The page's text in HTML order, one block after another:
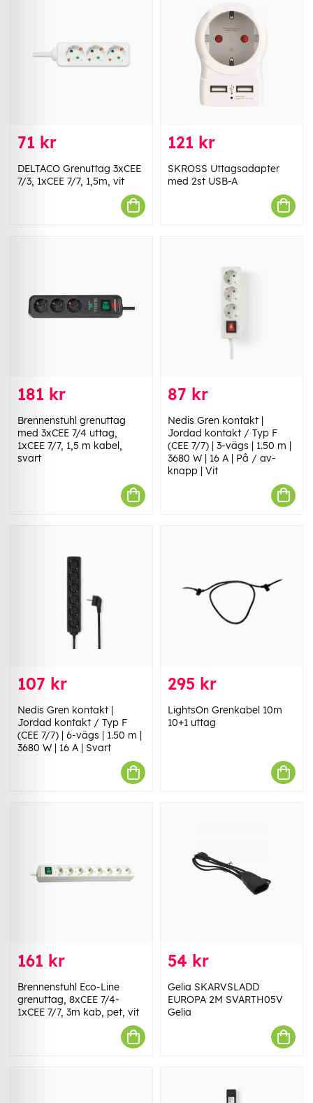
71 kr
DELTACO Grenuttag 3xCEE
7/3, 1xCEE 7/7, 1,5m, vit
121 kr
SKROSS Uttagsadapter
med 2st USB-A
181 kr
Brennenstuhl grenuttag
med 3xCEE 7/4 uttag,
1xCEE 7/7, 1,5 m kabel,
svart
87 kr
Nedis Gren kontakt |
Jordad kontakt / Typ F
(CEE 7/7) | 3-vägs | 1.50 m |
3680 W | 16 A | På / av-
knapp | Vit
107 kr
Nedis Gren kontakt |
Jordad kontakt / Typ F
(CEE 7/7) | 6-vägs | 1.50 m |
3680 W | 16 A | Svart
295 kr
LightsOn Grenkabel 10m
10+1 uttag
161 kr
Brennenstuhl Eco-Line
grenuttag, 8xCEE 7/4-
1xCEE 7/7, 3m kab, pet, vit
54 kr
Gelia SKARVSLADD
EUROPA 2M SVARTH05V
Gelia